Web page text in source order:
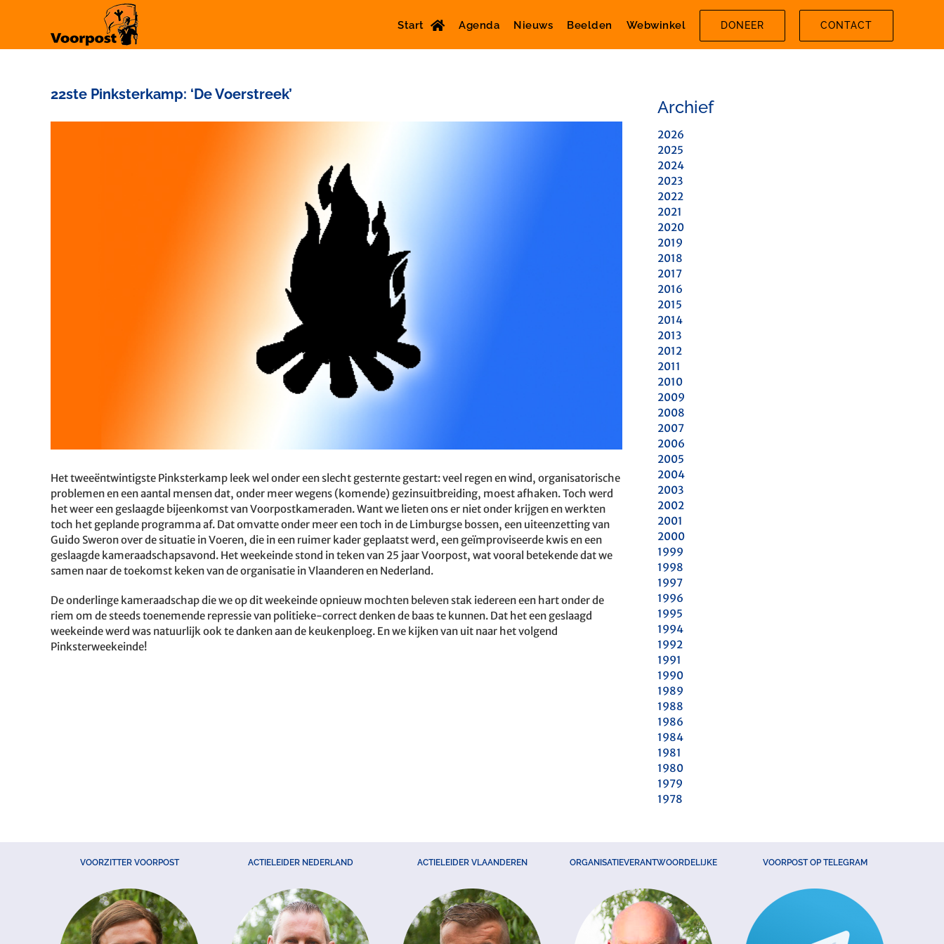
Start Agenda Nieuws Beelden Webwinkel DONEER CONTACT
22ste Pinksterkamp: ‘De Voerstreek’
Het tweeëntwintigste Pinksterkamp leek wel onder een slecht gesternte gestart: veel regen en wind, organisatorische
problemen en een aantal mensen dat, onder meer wegens (komende) gezinsuitbreiding, moest afhaken. Toch werd
het weer een geslaagde bijeenkomst van Voorpostkameraden. Want we lieten ons er niet onder krijgen en werkten
toch het geplande programma af. Dat omvatte onder meer een toch in de Limburgse bossen, een uiteenzetting van
Guido Sweron over de situatie in Voeren, die in een ruimer kader geplaatst werd, een geïmproviseerde kwis en een
geslaagde kameraadschapsavond. Het weekeinde stond in teken van 25 jaar Voorpost, wat vooral betekende dat we
samen naar de toekomst keken van de organisatie in Vlaanderen en Nederland.
De onderlinge kameraadschap die we op dit weekeinde opnieuw mochten beleven stak iedereen een hart onder de
riem om de steeds toenemende repressie van politieke-correct denken de baas te kunnen. Dat het een geslaagd
weekeinde werd was natuurlijk ook te danken aan de keukenploeg. En we kijken van uit naar het volgend
Pinksterweekeinde!
Archief
2026
2025
2024
2023
2022
2021
2020
2019
2018
2017
2016
2015
2014
2013
2012
2011
2010
2009
2008
2007
2006
2005
2004
2003
2002
2001
2000
1999
1998
1997
1996
1995
1994
1992
1991
1990
1989
1988
1986
1984
1981
1980
1979
1978
VOORZITTER VOORPOST ACTIELEIDER NEDERLAND ACTIELEIDER VLAANDEREN ORGANISATIEVERANTWOORDELIJKE VOORPOST OP TELEGRAM